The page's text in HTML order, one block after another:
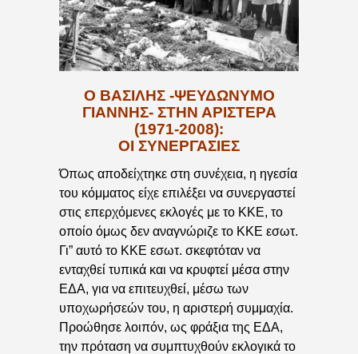
Ο ΒΑΣΙΛΗΣ -ΨΕΥΔΩΝΥΜΟ
ΓΙΑΝΝΗΣ- ΣΤΗΝ ΑΡΙΣΤΕΡΑ
(1971-2008):
ΟΙ ΣΥΝΕΡΓΑΣΙΕΣ
Όπως αποδείχτηκε στη συνέχεια, η ηγεσία
του κόμματος είχε επιλέξει να συνεργαστεί
στις επερχόμενες εκλογές με το ΚΚΕ, το
οποίο όμως δεν αναγνώριζε το ΚΚΕ εσωτ.
Γι” αυτό το ΚΚΕ εσωτ. σκεφτόταν να
ενταχθεί τυπικά και να κρυφτεί μέσα στην
ΕΔΑ, για να επιτευχθεί, μέσω των
υποχωρήσεών του, η αριστερή συμμαχία.
Προώθησε λοιπόν, ως φράξια της ΕΔΑ,
την πρόταση να συμπτυχθούν εκλογικά το